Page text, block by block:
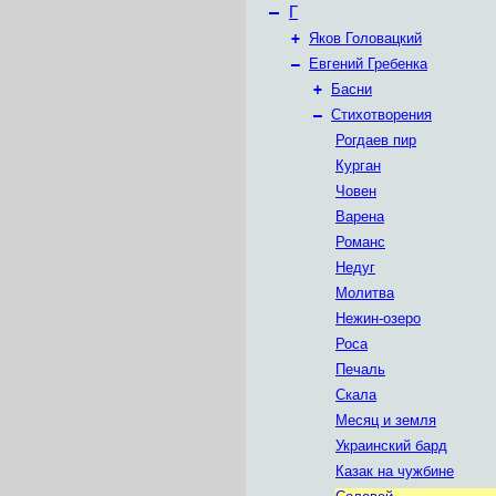
– Г
+ Яков Головацкий
–
Евгений Гребенка
+
Басни
– Стихотворения
Рогдаев пир
Курган
Човен
Варена
Романс
Недуг
Молитва
Нежин-озеро
Роса
Печаль
Скала
Месяц и земля
Украинский бард
Казак на чужбине